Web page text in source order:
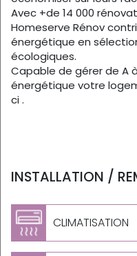
Avec +de 14 000
Homeserve Rénov
énergétique en
écologiques.
Capable de gérer de A
énergétique votre
ci .
INSTALLATION /
CLIMATISATION